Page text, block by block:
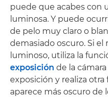
puede que acabes con
luminosa. Y puede
de pelo muy claro o
demasiado oscuro. Si
luminoso, utiliza la
exposición de la
exposición y realiza otra
aparece más oscuro de